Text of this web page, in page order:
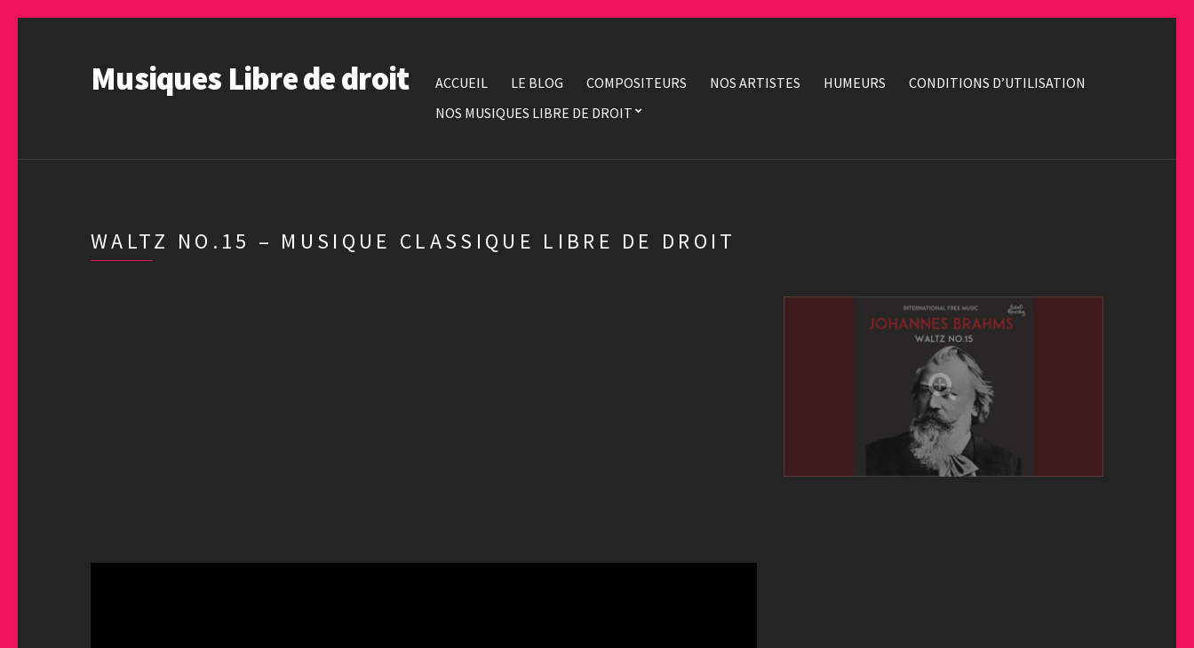
Musiques Libre de droit ACCUEIL LE BLOG COMPOSITEURS NOS ARTISTES HUMEURS
CONDITIONS D’UTILISATION
NOS MUSIQUES LIBRE DE DROIT
WALTZ NO.15 – MUSIQUE CLASSIQUE LIBRE DE DROIT